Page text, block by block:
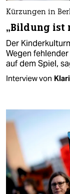
Kürzungen in
„Bildung ist
Der
Wegen
auf dem Spiel,
Interview von